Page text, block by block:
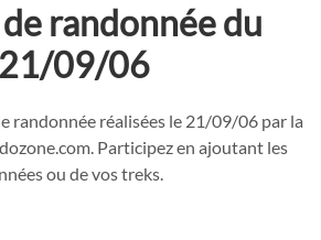
randonnée du
21/09/06
randonnée réalisées le 21/09/06 par la
Participez en ajoutant les
ou de vos treks.